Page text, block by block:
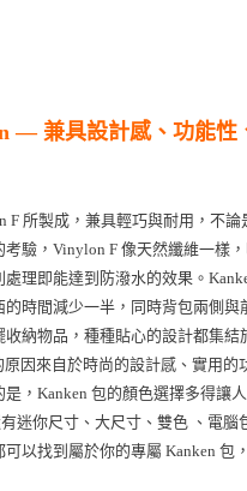
— 兼具設計感、功能性
F 所製成，兼具輕巧與耐用，不論
驗，Vinylon F 像天然纖維一樣
理即能達到防潑水的效果。
的時間減少一半，同時背包兩側與
納物品，種種貼心的設計都集結
原因來自於時尚的設計感、實用的
，Kanken 包的顏色選擇多得讓
迷你尺寸、大尺寸、雙色 、電腦
以找到屬於你的專屬 Kanken 包